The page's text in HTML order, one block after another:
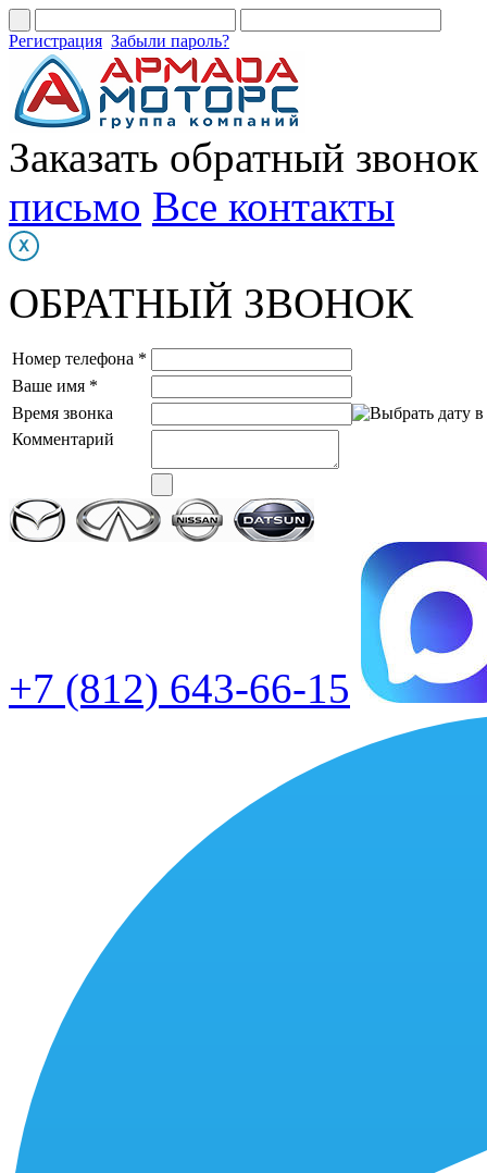
Регистрация Забыли пароль?
Заказать обратный звонок
письмо Все контакты
ОБРАТНЫЙ ЗВОНОК
Номер телефона *
Ваше имя *
Время звонка
Комментарий
+7 (812) 643-66-15